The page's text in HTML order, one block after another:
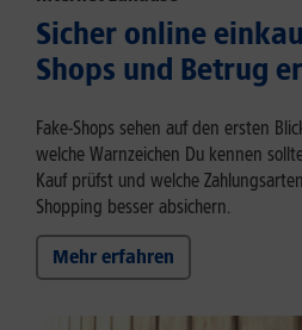
Sicher online
Shops und Betrug
Fake-Shops sehen auf den ersten
welche Warnzeichen Du kennen
Kauf prüfst und welche
Shopping besser absichern.
Mehr erfahren